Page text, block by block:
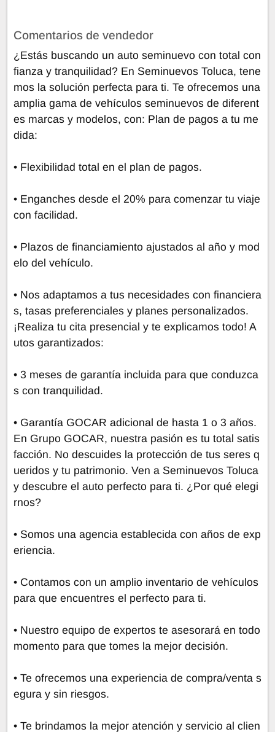
Comentarios de vendedor
¿Estás buscando un auto seminuevo con total con
fianza y tranquilidad? En Seminuevos Toluca, tene
mos la solución perfecta para ti. Te ofrecemos una
amplia gama de vehículos seminuevos de diferent
es marcas y modelos, con: Plan de pagos a tu me
dida:
• Flexibilidad total en el plan de pagos.
• Enganches desde el 20% para comenzar tu viaje
con facilidad.
• Plazos de financiamiento ajustados al año y mod
elo del vehículo.
• Nos adaptamos a tus necesidades con financiera
s, tasas preferenciales y planes personalizados.
¡Realiza tu cita presencial y te explicamos todo! A
utos garantizados:
• 3 meses de garantía incluida para que conduzca
s con tranquilidad.
• Garantía GOCAR adicional de hasta 1 o 3 años.
En Grupo GOCAR, nuestra pasión es tu total satis
facción. No descuides la protección de tus seres q
ueridos y tu patrimonio. Ven a Seminuevos Toluca
y descubre el auto perfecto para ti. ¿Por qué elegi
rnos?
• Somos una agencia establecida con años de exp
eriencia.
• Contamos con un amplio inventario de vehículos
para que encuentres el perfecto para ti.
• Nuestro equipo de expertos te asesorará en todo
momento para que tomes la mejor decisión.
• Te ofrecemos una experiencia de compra/venta s
egura y sin riesgos.
• Te brindamos la mejor atención y servicio al clien